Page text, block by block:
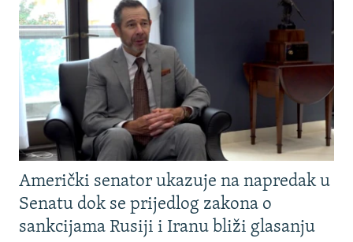
Američki senator ukazuje na napredak u
Senatu dok se prijedlog zakona o
sankcijama Rusiji i Iranu bliži glasanju